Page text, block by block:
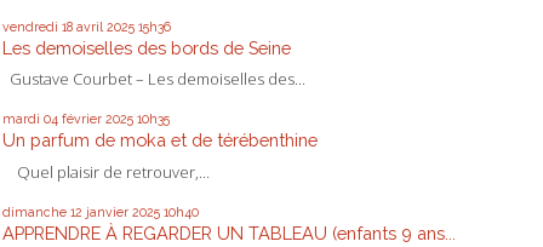
vendredi 18 avril 2025 15h36
Les demoiselles des bords de Seine
Gustave Courbet – Les demoiselles des...
mardi 04 février 2025 10h35
Un parfum de moka et de térébenthine
Quel plaisir de retrouver,...
dimanche 12 janvier 2025 10h40
APPRENDRE À REGARDER UN TABLEAU (enfants 9 ans...